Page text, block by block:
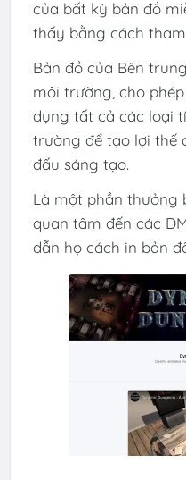
của bất kỳ bản đồ
thấy bằng cách
Bản đồ của Bên
môi trường, cho
dụng tất cả các loại
trường để tạo lợi thế
đấu sáng tạo.
Là một phần thưởng
quan tâm đến các
dẫn họ cách in bản